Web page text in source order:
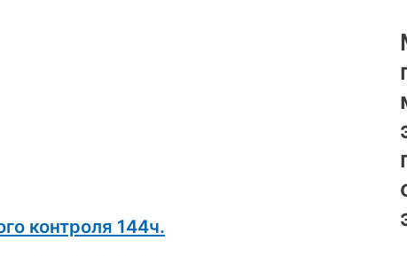
контроля 144ч.